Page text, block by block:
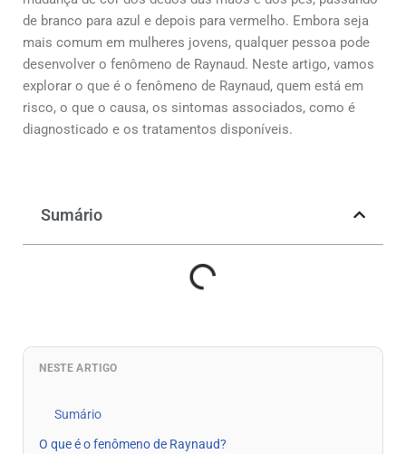
de branco para azul e depois para vermelho. Embora seja
mais comum em mulheres jovens, qualquer pessoa pode
desenvolver o fenômeno de Raynaud. Neste artigo, vamos
explorar o que é o fenômeno de Raynaud, quem está em
risco, o que o causa, os sintomas associados, como é
diagnosticado e os tratamentos disponíveis.
Sumário
NESTE ARTIGO
Sumário
O que é o fenômeno de Raynaud?